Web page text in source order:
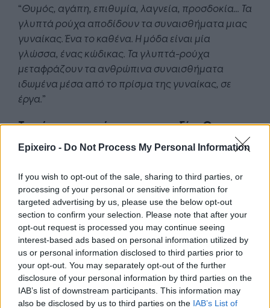
Epixeiro - Do Not Process My Personal Information
If you wish to opt-out of the sale, sharing to third parties, or
processing of your personal or sensitive information for
targeted advertising by us, please use the below opt-out
section to confirm your selection. Please note that after your
opt-out request is processed you may continue seeing
interest-based ads based on personal information utilized by
us or personal information disclosed to third parties prior to
your opt-out. You may separately opt-out of the further
disclosure of your personal information by third parties on the
IAB’s list of downstream participants. This information may
also be disclosed by us to third parties on the IAB’s List of
“Θυμός, αγάπη, επιθυμία, λαγνεία, προσδοκία… Τα
γλυπτά ρούχα αποδίδουν τα συναισθήματα μιας
γυναίκας. Ένα το καθένα. Η μόδα είναι μία
γλώσσα, ένας κώδικας. Τα γλυπτά-ρούχα
μεταφράζουν τα ανθρώπινα συναισθήματα
ιδωμένα μέσα από το πρίσμα της γυναίκας, σε
έργα.”
Το πέρασμα από την ανυπαρξία: Οι
εκθέσεις μόδας στην Ελλάδα
το απόλυτο παράδειγμα αλλά δεν είναι το μόνο.
Κάθε ευρωπαϊκή πρωτεύουσα έχει μια μόνιμη
έκθεση μόδας, εκτός από την Αθήνα.
Και η Μαρία το έχει πάρει κάπως προσωπικά αυτό.
Και καλά κάνει.
Με την πρώτη μικρή ομάδα μαθητριών και τα
πρώτα ρούχα που φτιάχτηκαν έφτιαξε και την